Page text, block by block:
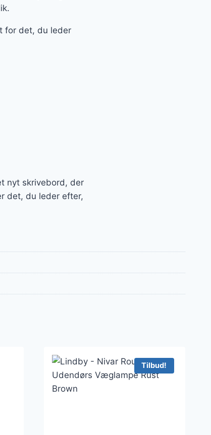
for det, du leder
nyt skrivebord, der
det, du leder efter,
Tilbud!